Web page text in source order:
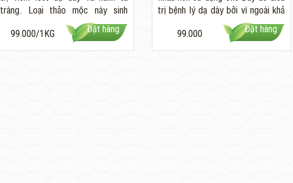
tràng. Loại thảo mộc này sinh
trưởng tự nhiên trên vùng núi cao...
99.000/1KG Đặt hàng
trị bệnh lý dạ dày bởi vì ngoài khả
năng hộ trợ điều trị đau...
99.000 Đặt hàng